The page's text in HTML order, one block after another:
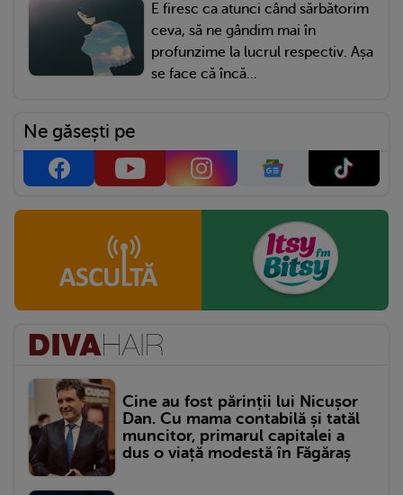
E firesc ca atunci când sărbătorim
ceva, să ne gândim mai în
profunzime la lucrul respectiv. Așa
se face că încă...
Ne găsești pe
Cine au fost părinții lui Nicușor
Dan. Cu mama contabilă și tatăl
muncitor, primarul capitalei a
dus o viață modestă în Făgăraș